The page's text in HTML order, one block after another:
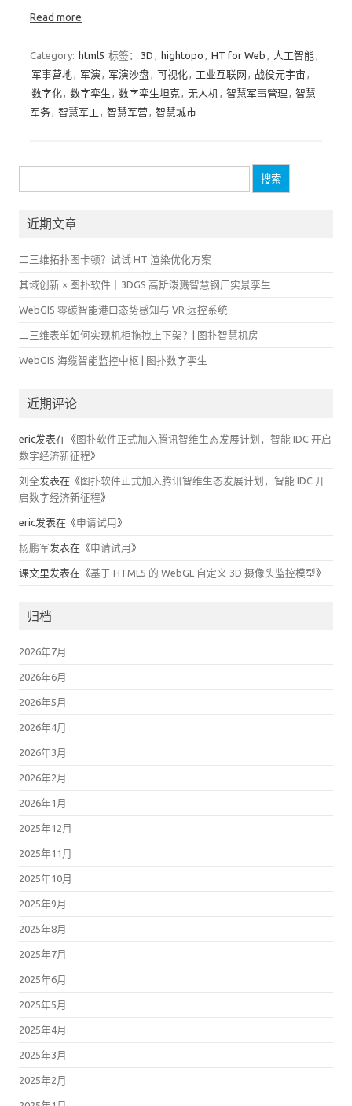
Read more
Category: html5 标签： 3D , hightopo , HT for Web , 人工智能,
军事营地 , 军演 , 军演沙盘, 可视化, 工业互联网 , 战役元宇宙 ,
数字化, 数字孪生 , 数字孪生坦克, 无人机, 智慧军事管理 , 智慧
军务, 智慧军工 , 智慧军营, 智慧城市
索：
近期文章
二三维拓扑图卡顿？试试 HT 渲染优化方案
其域创新 × 图扑软件｜3DGS 高斯泼溅智慧钢厂实景孪生
WebGIS 零碳智能港口态势感知与 VR 远控系统
二三维表单如何实现机柜拖拽上下架？| 图扑智慧机房
WebGIS 海缆智能监控中枢 | 图扑数字孪生
近期评论
eric发表在《 图扑软件正式加入腾讯智维生态发展计划，智能 IDC 开启
数字经济新征程》
刘全发表在《 图扑软件正式加入腾讯智维生态发展计划，智能 IDC 开
启数字经济新征程》
eric发表在《申请试用 》
杨鹏军发表在《申请试用 》
课文里发表在《基于 HTML5 的 WebGL 自定义 3D 摄像头监控模型》
归档
2026年7月
2026年6月
2026年5月
2026年4月
2026年3月
2026年2月
2026年1月
2025年12月
2025年11月
2025年10月
2025年9月
2025年8月
2025年7月
2025年6月
2025年5月
2025年4月
2025年3月
2025年2月